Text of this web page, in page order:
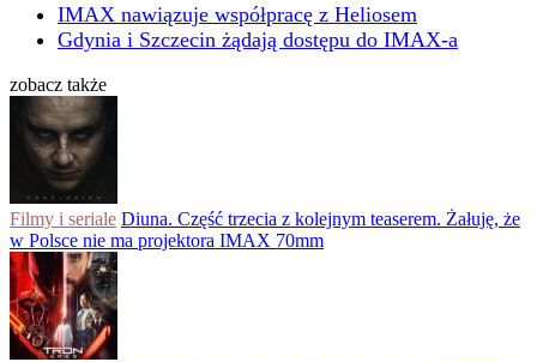
IMAX nawiązuje współpracę z Heliosem
Gdynia i Szczecin żądają dostępu do IMAX-a
zobacz także
Filmy i seriale Diuna. Część trzecia z kolejnym teaserem. Żałuję, że
w Polsce nie ma projektora IMAX 70mm